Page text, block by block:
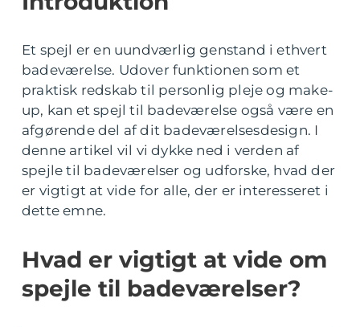
Et spejl er en uundværlig genstand i ethvert
badeværelse. Udover funktionen som et
praktisk redskab til personlig pleje og make-
up, kan et spejl til badeværelse også være en
afgørende del af dit badeværelsesdesign. I
denne artikel vil vi dykke ned i verden af
spejle til badeværelser og udforske, hvad der
er vigtigt at vide for alle, der er interesseret i
dette emne.
Hvad er vigtigt at vide om
spejle til badeværelser?